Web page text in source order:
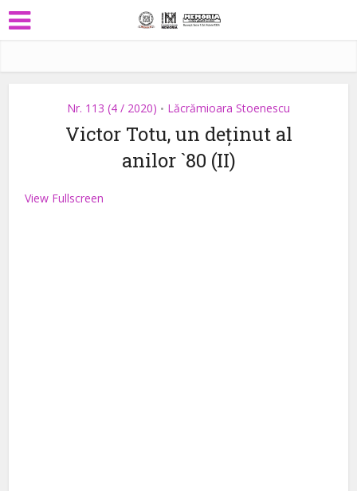
Nr. 113 (4 / 2020) • Lăcrămioara Stoenescu
Victor Totu, un deținut al
anilor `80 (II)
View Fullscreen